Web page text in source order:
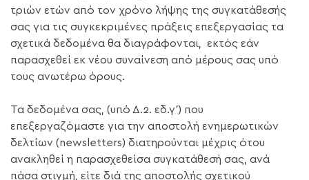
τριών ετών από τον χρόνο λήψης της συγκατάθεσής
σας για τις συγκεκριμένες πράξεις επεξεργασίας τα
σχετικά δεδομένα θα διαγράφονται, εκτός εάν
παρασχεθεί εκ νέου συναίνεση από μέρους σας υπό
τους ανωτέρω όρους.
Τα δεδομένα σας, (υπό Δ.2. εδ.γ’) που
επεξεργαζόμαστε για την αποστολή ενημερωτικών
δελτίων (newsletters) διατηρούνται μέχρις ότου
ανακληθεί η παρασχεθείσα συγκατάθεσή σας, ανά
πάσα στιγμή, είτε διά της αποστολής σχετικού